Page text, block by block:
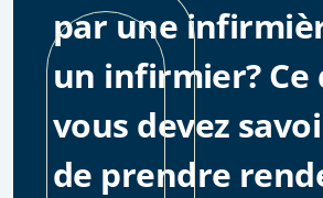
par une
un infirmier? Ce
vous devez
de prendre